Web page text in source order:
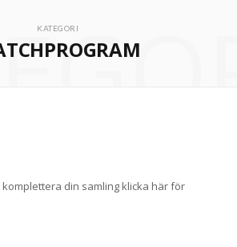
KATEGORI
din samling klicka här för